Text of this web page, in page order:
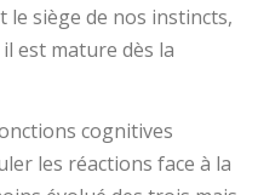
le siège de nos instincts,
est mature dès la
cognitives
les réactions face à la